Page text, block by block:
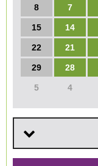
7
8
14
15
21
22
28
29
4
5